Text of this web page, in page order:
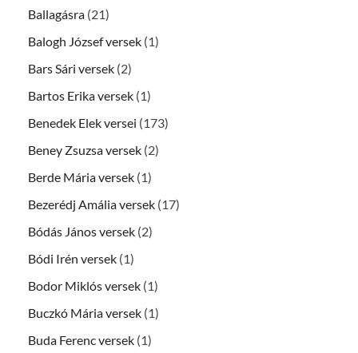
Ballagásra (21)
Balogh József versek (1)
Bars Sári versek (2)
Bartos Erika versek (1)
Benedek Elek versei (173)
Beney Zsuzsa versek (2)
Berde Mária versek (1)
Bezerédj Amália versek (17)
Bódás János versek (2)
Bódi Irén versek (1)
Bodor Miklós versek (1)
Buczkó Mária versek (1)
Buda Ferenc versek (1)